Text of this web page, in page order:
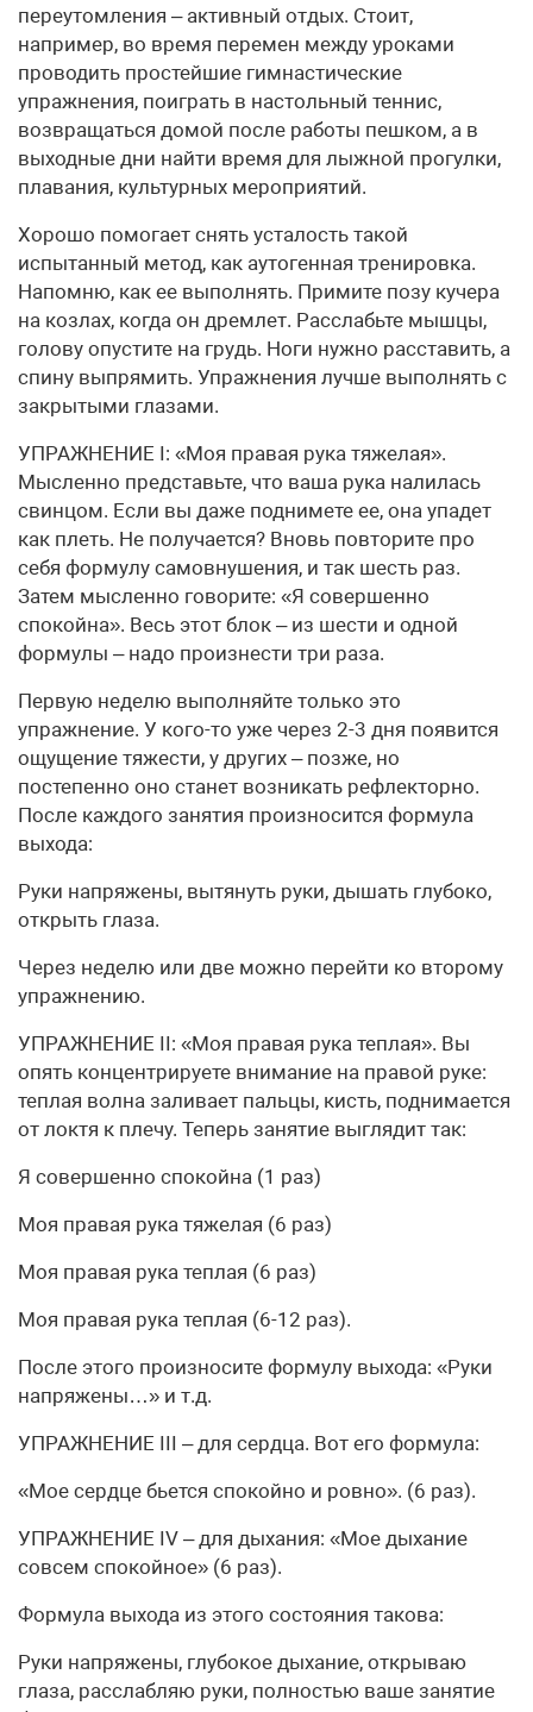
переутомления – активный отдых. Стоит,
например, во время перемен между уроками
проводить простейшие гимнастические
упражнения, поиграть в настольный теннис,
возвращаться домой после работы пешком, а в
выходные дни найти время для лыжной прогулки,
плавания, культурных мероприятий.
Хорошо помогает снять усталость такой
испытанный метод, как аутогенная тренировка.
Напомню, как ее выполнять. Примите позу кучера
на козлах, когда он дремлет. Расслабьте мышцы,
голову опустите на грудь. Ноги нужно расставить, а
спину выпрямить. Упражнения лучше выполнять с
закрытыми глазами.
УПРАЖНЕНИЕ I: «Моя правая рука тяжелая».
Мысленно представьте, что ваша рука налилась
свинцом. Если вы даже поднимете ее, она упадет
как плеть. Не получается? Вновь повторите про
себя формулу самовнушения, и так шесть раз.
Затем мысленно говорите: «Я совершенно
спокойна». Весь этот блок – из шести и одной
формулы – надо произнести три раза.
Первую неделю выполняйте только это
упражнение. У кого-то уже через 2-3 дня появится
ощущение тяжести, у других – позже, но
постепенно оно станет возникать рефлекторно.
После каждого занятия произносится формула
выхода:
Руки напряжены, вытянуть руки, дышать глубоко,
открыть глаза.
Через неделю или две можно перейти ко второму
упражнению.
УПРАЖНЕНИЕ II: «Моя правая рука теплая». Вы
опять концентрируете внимание на правой руке:
теплая волна заливает пальцы, кисть, поднимается
от локтя к плечу. Теперь занятие выглядит так:
Я совершенно спокойна (1 раз)
Моя правая рука тяжелая (6 раз)
Моя правая рука теплая (6 раз)
Моя правая рука теплая (6-12 раз).
После этого произносите формулу выхода: «Руки
напряжены…» и т.д.
УПРАЖНЕНИЕ III – для сердца. Вот его формула:
«Мое сердце бьется спокойно и ровно». (6 раз).
УПРАЖНЕНИЕ IV – для дыхания: «Мое дыхание
совсем спокойное» (6 раз).
Формула выхода из этого состояния такова:
Руки напряжены, глубокое дыхание, открываю
глаза, расслабляю руки, полностью ваше занятие